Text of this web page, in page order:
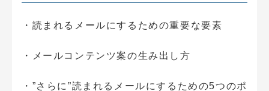
・読まれるメールにするための重要な要素
・メールコンテンツ案の生み出し方
・”さらに”読まれるメールにするための5つのポ